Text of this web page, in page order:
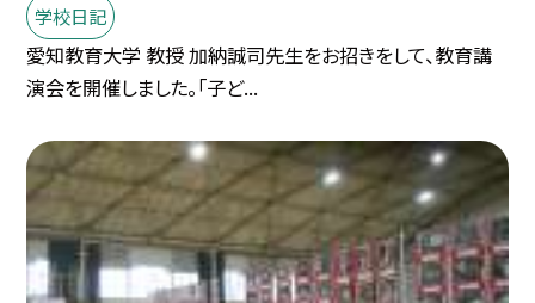
学校日記
愛知教育大学 教授 加納誠司先生をお招きをして、教育講
演会を開催しました。「子ど...